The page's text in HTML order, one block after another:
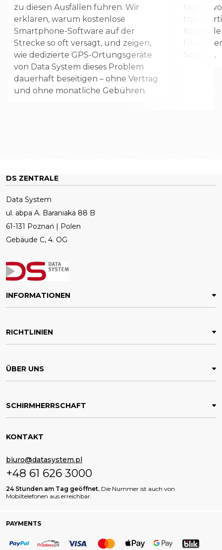
zu diesen Ausfällen führen. Wir
erklären, warum kostenlose
Smartphone-Software auf der
Strecke so oft versagt, und zeigen,
wie dedizierte GPS-Ortungsgeräte
von Data System dieses Problem
dauerhaft beseitigen – ohne Vertrag
und ohne monatliche Gebühren.
täglich
Schuhe.
DS ZENTRALE
Data System
ul. abpa A. Baraniaka 88 B
61-131 Poznań | Polen
Gebäude C, 4. OG
INFORMATIONEN
RICHTLINIEN
ÜBER UNS
SCHIRMHERRSCHAFT
KONTAKT
biuro@datasystem.pl
+48 61 626 3000
24 Stunden am Tag geöffnet. Die Nummer ist auch von
Mobiltelefonen aus erreichbar.
PAYMENTS